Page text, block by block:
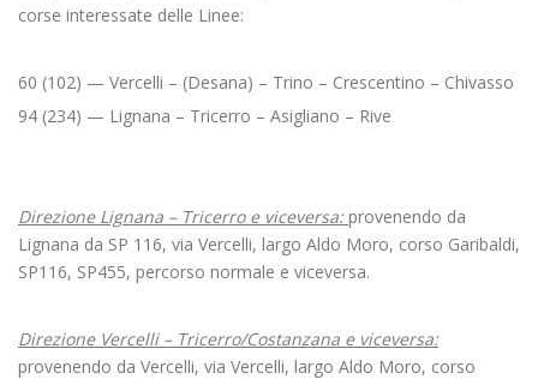
corse interessate delle Linee:
60 (102) — Vercelli – (Desana) – Trino – Crescentino – Chivasso
94 (234) — Lignana – Tricerro – Asigliano – Rive
Direzione Lignana – Tricerro e viceversa:provenendo da
Lignana da SP 116, via Vercelli, largo Aldo Moro, corso Garibaldi,
SP116, SP455, percorso normale e viceversa.
Direzione Vercelli – Tricerro/Costanzana e viceversa:
provenendo da Vercelli, via Vercelli, largo Aldo Moro, corso